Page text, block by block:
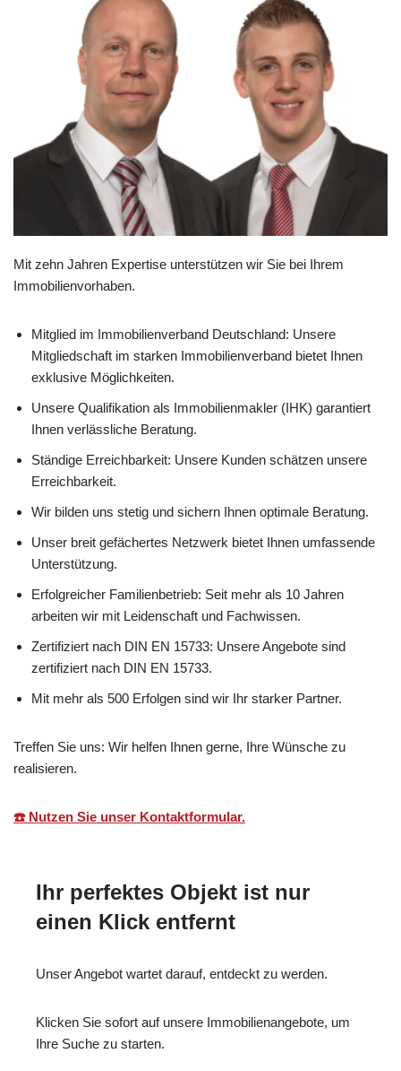
Mit zehn Jahren Expertise unterstützen wir Sie bei Ihrem
Immobilienvorhaben.
Mitglied im Immobilienverband Deutschland: Unsere
Mitgliedschaft im starken Immobilienverband bietet Ihnen
exklusive Möglichkeiten.
Unsere Qualifikation als Immobilienmakler (IHK) garantiert
Ihnen verlässliche Beratung.
Ständige Erreichbarkeit: Unsere Kunden schätzen unsere
Erreichbarkeit.
Wir bilden uns stetig und sichern Ihnen optimale Beratung.
Unser breit gefächertes Netzwerk bietet Ihnen umfassende
Unterstützung.
Erfolgreicher Familienbetrieb: Seit mehr als 10 Jahren
arbeiten wir mit Leidenschaft und Fachwissen.
Zertifiziert nach DIN EN 15733: Unsere Angebote sind
zertifiziert nach DIN EN 15733.
Mit mehr als 500 Erfolgen sind wir Ihr starker Partner.
Treffen Sie uns: Wir helfen Ihnen gerne, Ihre Wünsche zu
realisieren.
☎️ Nutzen Sie unser Kontaktformular.
Ihr perfektes Objekt ist nur
einen Klick entfernt
Unser Angebot wartet darauf, entdeckt zu werden.
Klicken Sie sofort auf unsere Immobilienangebote, um
Ihre Suche zu starten.